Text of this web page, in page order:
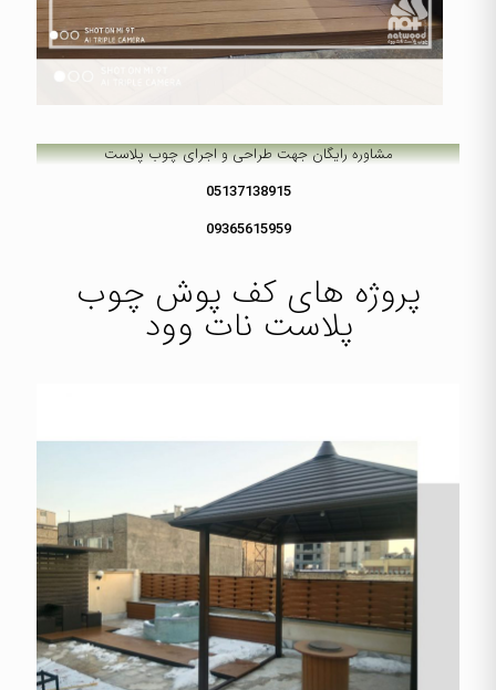
مشاوره رایگان جهت طراحی و اجرایچوب پلاست
05137138915
09365615959
پروژه های کف پوش چوب
پلاست نات وود